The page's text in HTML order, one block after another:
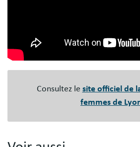
Consultez le site officiel de
femmes de